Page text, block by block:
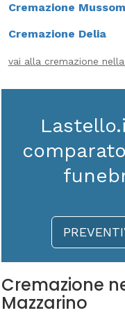
Cremazione
Cremazione Delia
vai alla cremazione
Cremazione
Mazzarino